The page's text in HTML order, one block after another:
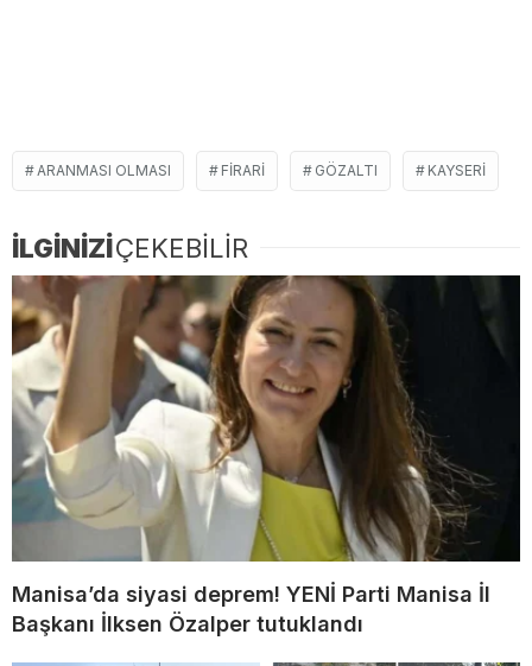
ARANMASI OLMASI FIRARI GÖZALTI KAYSERI
İLGİNİZİÇEKEBİLİR
Manisa’da siyasi deprem! YENİ Parti Manisa İl
Başkanı İlksen Özalper tutuklandı